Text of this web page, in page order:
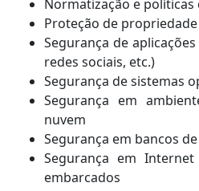
Normatização e políticas
Proteção de
Segurança de
redes sociais, etc.)
Segurança de sistemas
Segurança em
nuvem
Segurança em bancos
Segurança em
embarcados